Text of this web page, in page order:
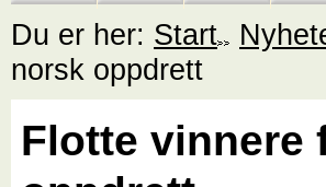
Du er her: Start
norsk oppdrett
Flotte vinnere